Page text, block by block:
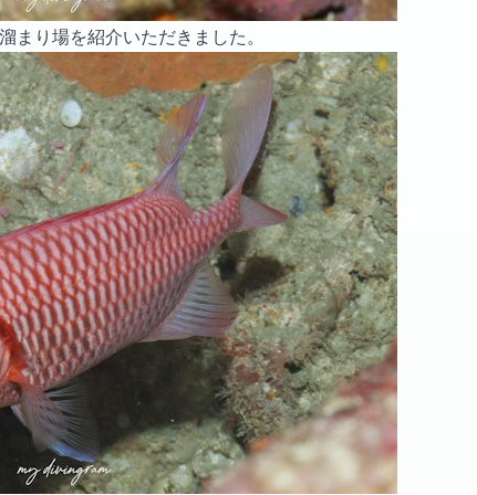
まり場を紹介いただきました。